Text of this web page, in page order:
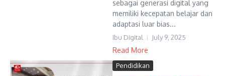
sebagai generasi digital yang
memiliki kecepatan belajar dan
adaptasi luar bias...
Ibu Digital July 9, 2025
Read More
Pendidikan